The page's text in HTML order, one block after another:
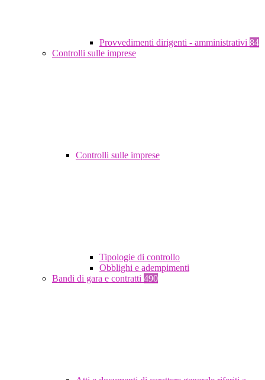
Provvedimenti dirigenti - amministrativi 84
Controlli sulle imprese
Controlli sulle imprese
Tipologie di controllo
Obblighi e adempimenti
Bandi di gara e contratti 490